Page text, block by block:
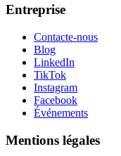
Entreprise
Contacte-nous
Blog
LinkedIn
TikTok
Instagram
Facebook
Événements
Mentions légales